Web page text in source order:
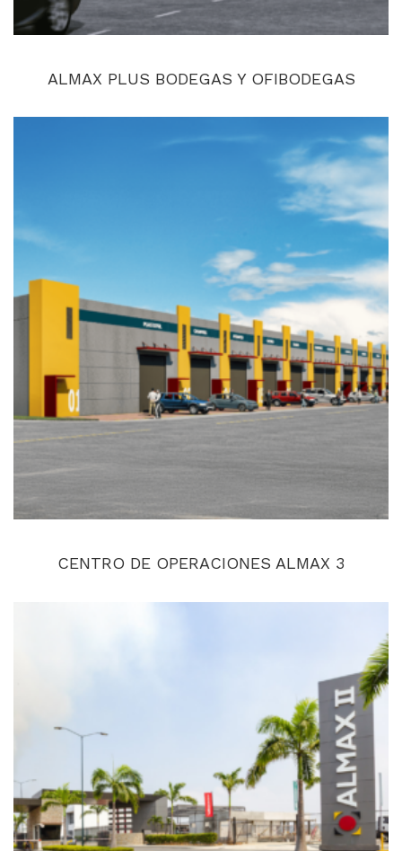
ALMAX PLUS BODEGAS Y OFIBODEGAS
CENTRO DE OPERACIONES ALMAX 3